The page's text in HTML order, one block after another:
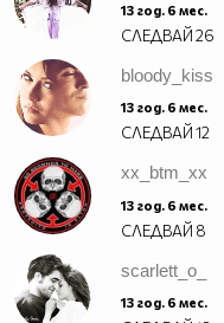
13 год. 6 мес.
СЛЕДВАЙ26
bloody_kiss
13 год. 6 мес.
СЛЕДВАЙ12
xx_btm_xx
13 год. 6 мес.
СЛЕДВАЙ 8
scarlett_o_
13 год. 6 мес.